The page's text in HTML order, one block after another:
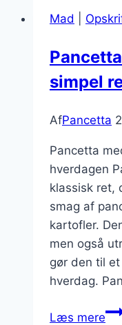
Mad
simpel
AfPancetta
Pancetta
hverdagen
klassisk ret,
smag af
kartofler.
men også
gør den til
hverdag.
Læs mere